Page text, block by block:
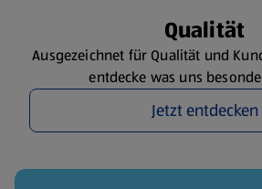
Qualität
Ausgezeichnet für Qualität und
entdecke was uns
Jetzt entdecken